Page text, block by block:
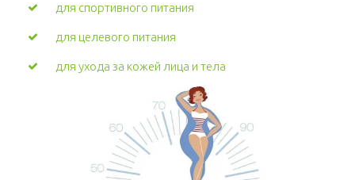
для спортивного питания
для целевого питания
для ухода за кожей лица и тела